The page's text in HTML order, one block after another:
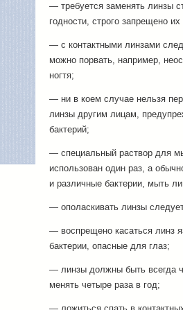
— требуется заменять линзы
годности, строго запрещено
— с контактными линзами
можно порвать, например,
ногтя;
— ни в коем случае нельзя
линзы другим лицам,
бактерий;
— специальный раствор для
использован один раз, а
и различные бактерии, мыть
— ополаскивать линзы
— воспрещено касаться линз
бактерии, опасные для глаз;
— линзы должны быть всегда
менять четыре раза в год;